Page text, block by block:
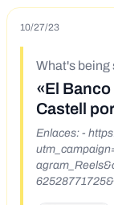
10/27/23
What's being
«El
Castell
Enlaces: -